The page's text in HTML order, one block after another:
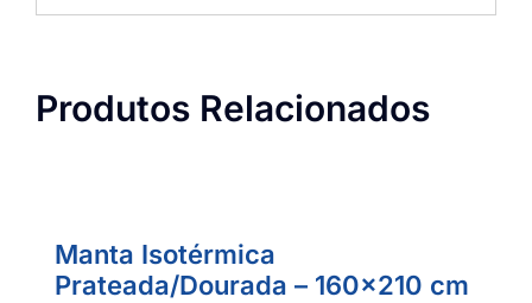
Produtos Relacionados
Manta Isotérmica
Prateada/Dourada – 160×210 cm